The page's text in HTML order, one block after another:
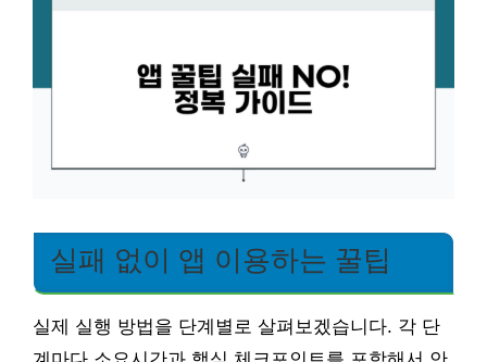
실패 없이 앱 이용하는 꿀팁
실제 실행 방법을 단계별로 살펴보겠습니다. 각 단